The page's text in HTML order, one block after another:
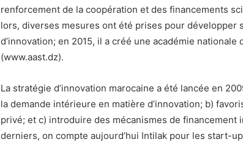
renforcement de la coopération et des financements
lors, diverses mesures ont été prises pour développer
d’innovation; en 2015, il a créé une académie nationale
(www.aast.dz).
La stratégie d’innovation marocaine a été lancée en
la demande intérieure en matière d’innovation; b)
privé; et c) introduire des mécanismes de financement
derniers, on compte aujourd’hui Intilak pour les start-